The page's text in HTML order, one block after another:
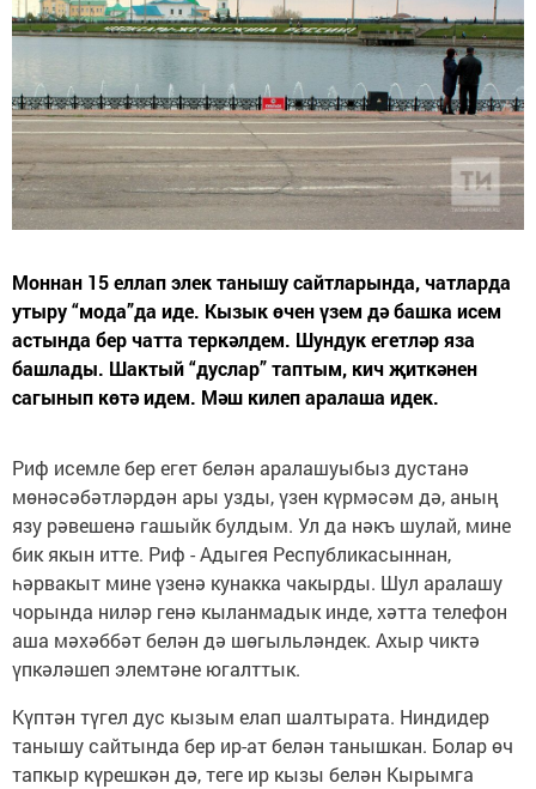
Моннан 15 еллап элек танышу сайтларында, чатларда
утыру “мода”да иде. Кызык өчен үзем дә башка исем
астында бер чатта теркәлдем. Шундук егетләр яза
башлады. Шактый “дуслар” таптым, кич җиткәнен
сагынып көтә идем. Мәш килеп аралаша идек.
Риф исемле бер егет белән аралашуыбыз дустанә
мөнәсәбәтләрдән ары узды, үзен күрмәсәм дә, аның
язу рәвешенә гашыйк булдым. Ул да нәкъ шулай, мине
бик якын итте. Риф - Адыгея Республикасыннан,
һәрвакыт мине үзенә кунакка чакырды. Шул аралашу
чорында ниләр генә кыланмадык инде, хәтта телефон
аша мәхәббәт белән дә шөгыльләндек. Ахыр чиктә
үпкәләшеп элемтәне югалттык.
Күптән түгел дус кызым елап шалтырата. Ниндидер
танышу сайтында бер ир-ат белән танышкан. Болар өч
тапкыр күрешкән дә, теге ир кызы белән Кырымга